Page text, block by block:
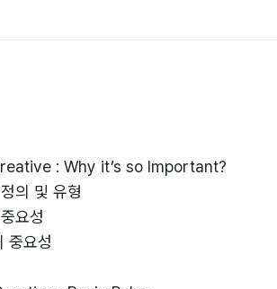
: Why it’s so Important?
의 및 유형
요성
중요성